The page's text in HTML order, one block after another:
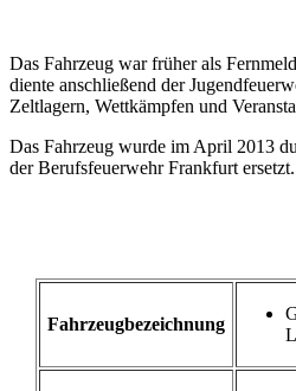
Das Fahrzeug war früher als
diente anschließend der
Zeltlagern, Wettkämpfen und
Das Fahrzeug wurde im April 2013
der Berufsfeuerwehr Frankfurt ersetzt.
Fahrzeugbezeichnung